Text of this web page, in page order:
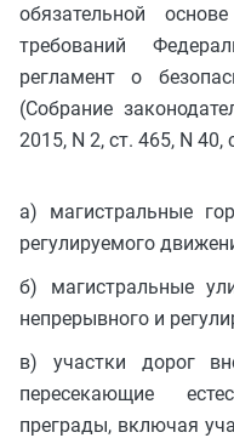
обязательной
требований
регламент о
(Собрание
2015, N 2, ст. 465, N 40,
а) магистральные
регулируемого
б) магистральные
непрерывного и
в) участки дорог
пересекающие
преграды, включая